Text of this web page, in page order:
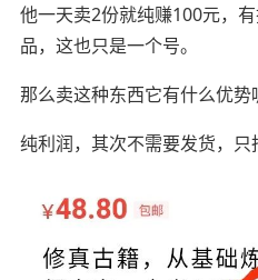
他一天卖2份就纯赚100元，
品，这也只是一个号。
那么卖这种东西它有什么优势
纯利润，其次不需要发货，只